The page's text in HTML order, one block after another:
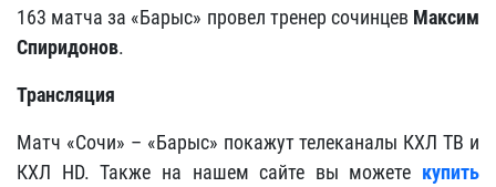
163 матча за «Барыс» провел тренер сочинцев Максим
Спиридонов.
Трансляция
Матч «Сочи» – «Барыс» покажут телеканалы КХЛ ТВ и
КХЛ HD. Также на нашем сайте вы можете купить